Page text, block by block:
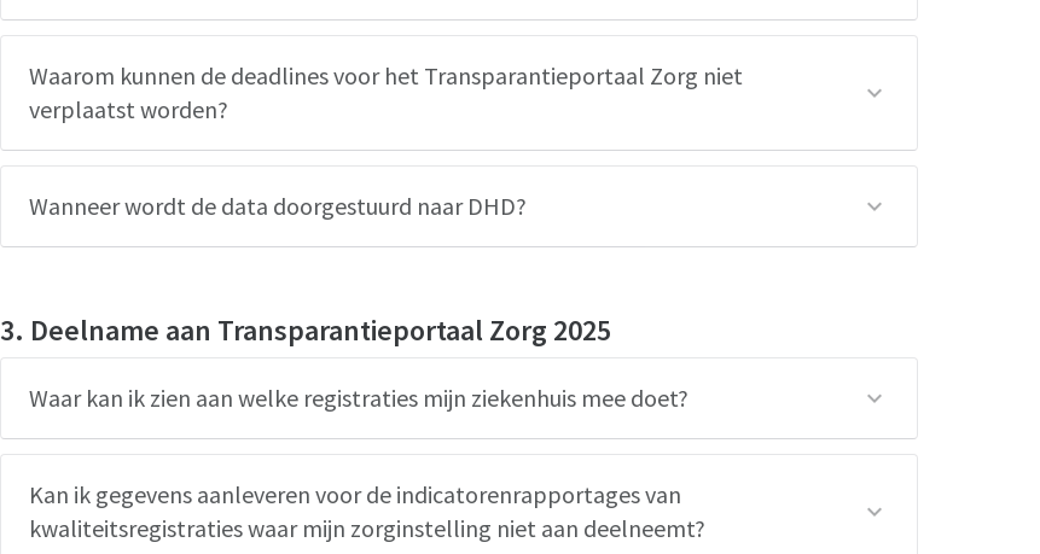
Waarom kunnen de deadlines voor het Transparantieportaal Zorg niet
verplaatst worden?
Wanneer wordt de data doorgestuurd naar DHD?
3. Deelname aan Transparantieportaal Zorg 2025
Waar kan ik zien aan welke registraties mijn ziekenhuis mee doet?
Kan ik gegevens aanleveren voor de indicatorenrapportages van
kwaliteitsregistraties waar mijn zorginstelling niet aan deelneemt?